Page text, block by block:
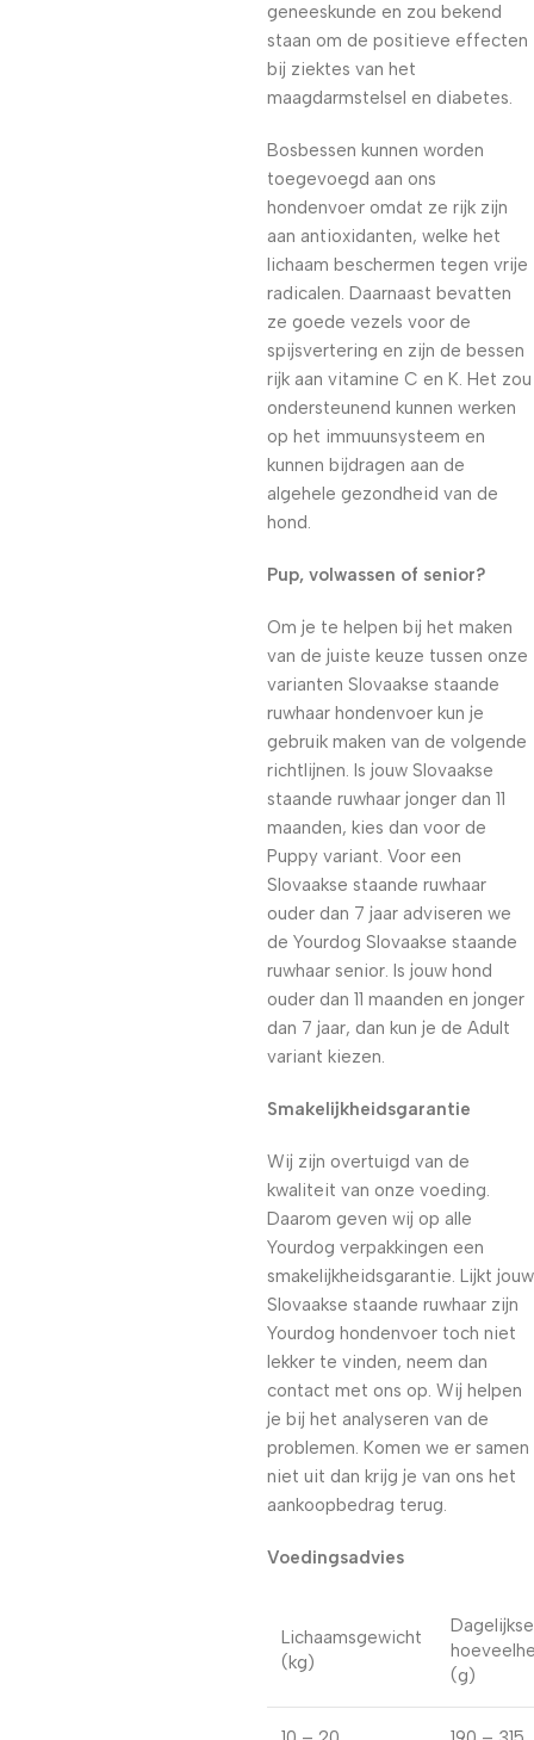
geneeskunde en zou bekend
staan om de positieve effecten
bij ziektes van het
maagdarmstelsel en diabetes.
Bosbessen kunnen worden
toegevoegd aan ons
hondenvoer omdat ze rijk zijn
aan antioxidanten, welke het
lichaam beschermen tegen vrije
radicalen. Daarnaast bevatten
ze goede vezels voor de
spijsvertering en zijn de bessen
rijk aan vitamine C en K. Het zou
ondersteunend kunnen werken
op het immuunsysteem en
kunnen bijdragen aan de
algehele gezondheid van de
hond.
Pup, volwassen of senior?
Om je te helpen bij het maken
van de juiste keuze tussen onze
varianten Slovaakse staande
ruwhaar hondenvoer kun je
gebruik maken van de volgende
richtlijnen. Is jouw Slovaakse
staande ruwhaar jonger dan 11
maanden, kies dan voor de
Puppy variant. Voor een
Slovaakse staande ruwhaar
ouder dan 7 jaar adviseren we
de Yourdog Slovaakse staande
ruwhaar senior. Is jouw hond
ouder dan 11 maanden en jonger
dan 7 jaar, dan kun je de Adult
variant kiezen.
Smakelijkheidsgarantie
Wij zijn overtuigd van de
kwaliteit van onze voeding.
Daarom geven wij op alle
Yourdog verpakkingen een
smakelijkheidsgarantie. Lijkt jouw
Slovaakse staande ruwhaar zijn
Yourdog hondenvoer toch niet
lekker te vinden, neem dan
contact met ons op. Wij helpen
je bij het analyseren van de
problemen. Komen we er samen
niet uit dan krijg je van ons het
aankoopbedrag terug.
Voedingsadvies
Lichaamsgewicht
(kg)
Dagelijkse
(g)